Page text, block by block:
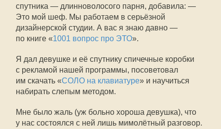
спутника — длинноволосого парня, добавила: —
Это мой шеф. Мы работаем в серьёзной
дизайнерской студии. А вас я знаю давно —
по книге «1001 вопрос про ЭТО».
Я дал девушке и её спутнику спичечные коробки
с рекламой нашей программы, посоветовал
им скачать «СОЛО на клавиатуре» и научиться
набирать слепым методом.
Мне было жаль (уж больно хороша девушка), что
у нас состоялся с ней лишь мимолётный разговор.